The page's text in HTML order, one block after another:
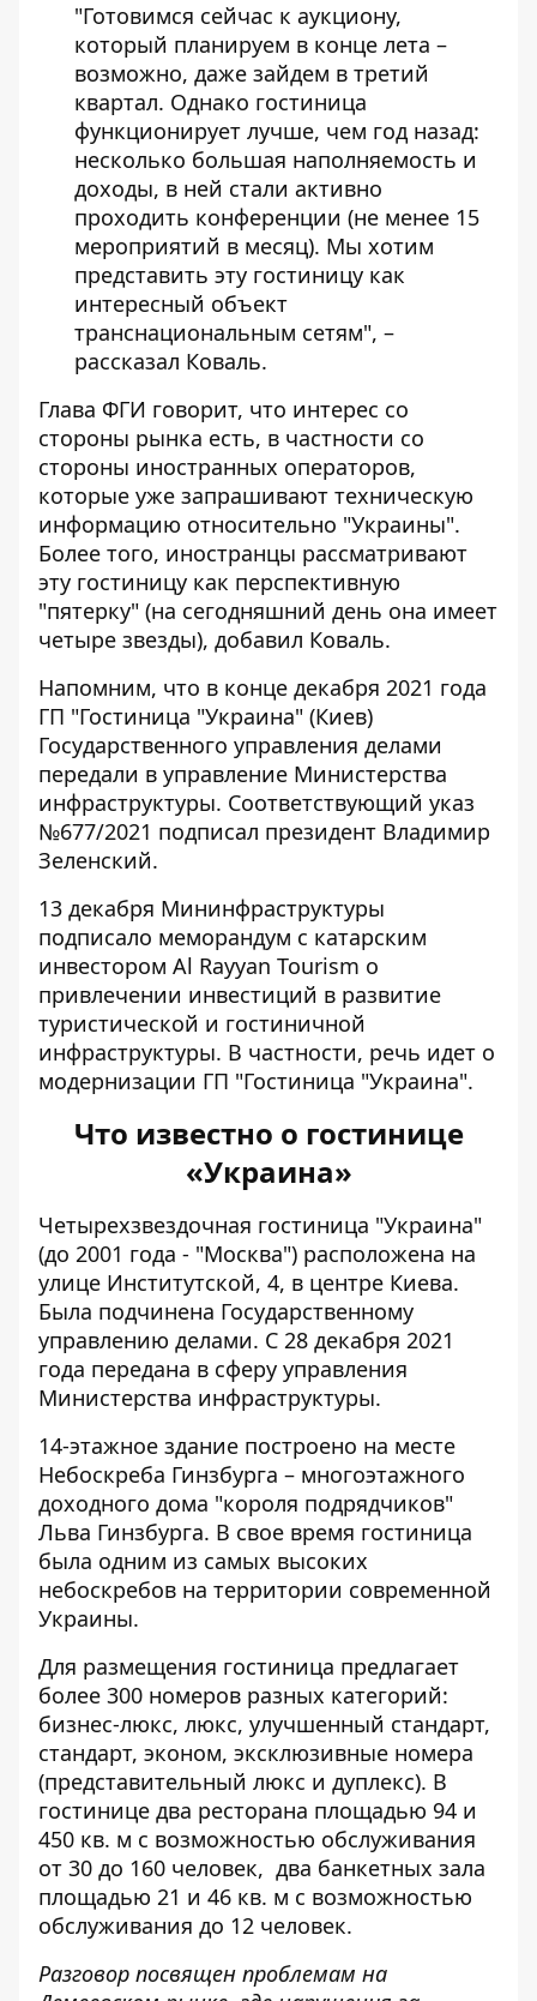
"Готовимся сейчас к аукциону,
который планируем в конце лета –
возможно, даже зайдем в третий
квартал. Однако гостиница
функционирует лучше, чем год назад:
несколько большая наполняемость и
доходы, в ней стали активно
проходить конференции (не менее 15
мероприятий в месяц). Мы хотим
представить эту гостиницу как
интересный объект
транснациональным сетям", –
рассказал Коваль.
Глава ФГИ говорит, что интерес со
стороны рынка есть, в частности со
стороны иностранных операторов,
которые уже запрашивают техническую
информацию относительно "Украины".
Более того, иностранцы рассматривают
эту гостиницу как перспективную
"пятерку" (на сегодняшний день она имеет
четыре звезды), добавил Коваль.
Напомним, что в конце декабря 2021 года
ГП "Гостиница "Украина" (Киев)
Государственного управления делами
передали в управление Министерства
инфраструктуры. Соответствующий указ
№677/2021 подписал президент Владимир
Зеленский.
13 декабря Мининфраструктуры
подписало меморандум с катарским
инвестором Al Rayyan Tourism о
привлечении инвестиций в развитие
туристической и гостиничной
инфраструктуры. В частности, речь идет о
модернизации ГП "Гостиница "Украина".
Что известно о гостинице
«Украина»
Четырехзвездочная гостиница "Украина"
(до 2001 года - "Москва") расположена на
улице Институтской, 4, в центре Киева.
Была подчинена Государственному
управлению делами. С 28 декабря 2021
года передана в сферу управления
Министерства инфраструктуры.
14-этажное здание построено на месте
Небоскреба Гинзбурга – многоэтажного
доходного дома "короля подрядчиков"
Льва Гинзбурга. В свое время гостиница
была одним из самых высоких
небоскребов на территории современной
Украины.
Для размещения гостиница предлагает
более 300 номеров разных категорий:
бизнес-люкс, люкс, улучшенный стандарт,
стандарт, эконом, эксклюзивные номера
(представительный люкс и дуплекс). В
гостинице два ресторана площадью 94 и
450 кв. м с возможностью обслуживания
от 30 до 160 человек, два банкетных зала
площадью 21 и 46 кв. м с возможностью
обслуживания до 12 человек.
Разговор посвящен проблемам на